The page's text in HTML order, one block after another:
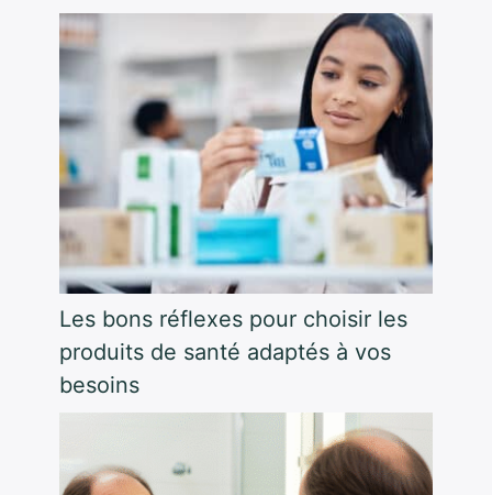
Les bons réflexes pour choisir les
produits de santé adaptés à vos
besoins